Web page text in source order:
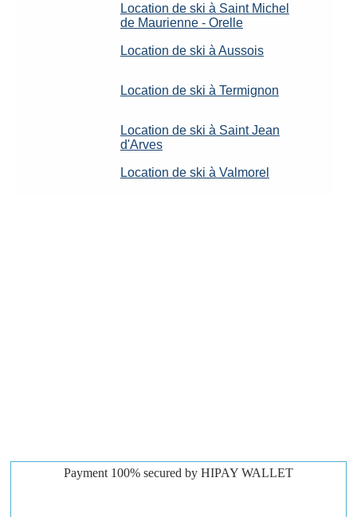
Location de ski à Saint Michel
de Maurienne - Orelle
Location de ski à Aussois
Location de ski à Termignon
Location de ski à Saint Jean
d'Arves
Location de ski à Valmorel
Payment 100% secured by HIPAY WALLET